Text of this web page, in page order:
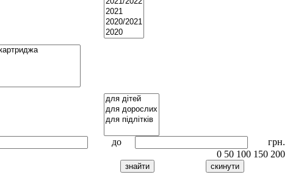
до
грн.
0 50 100 150 200